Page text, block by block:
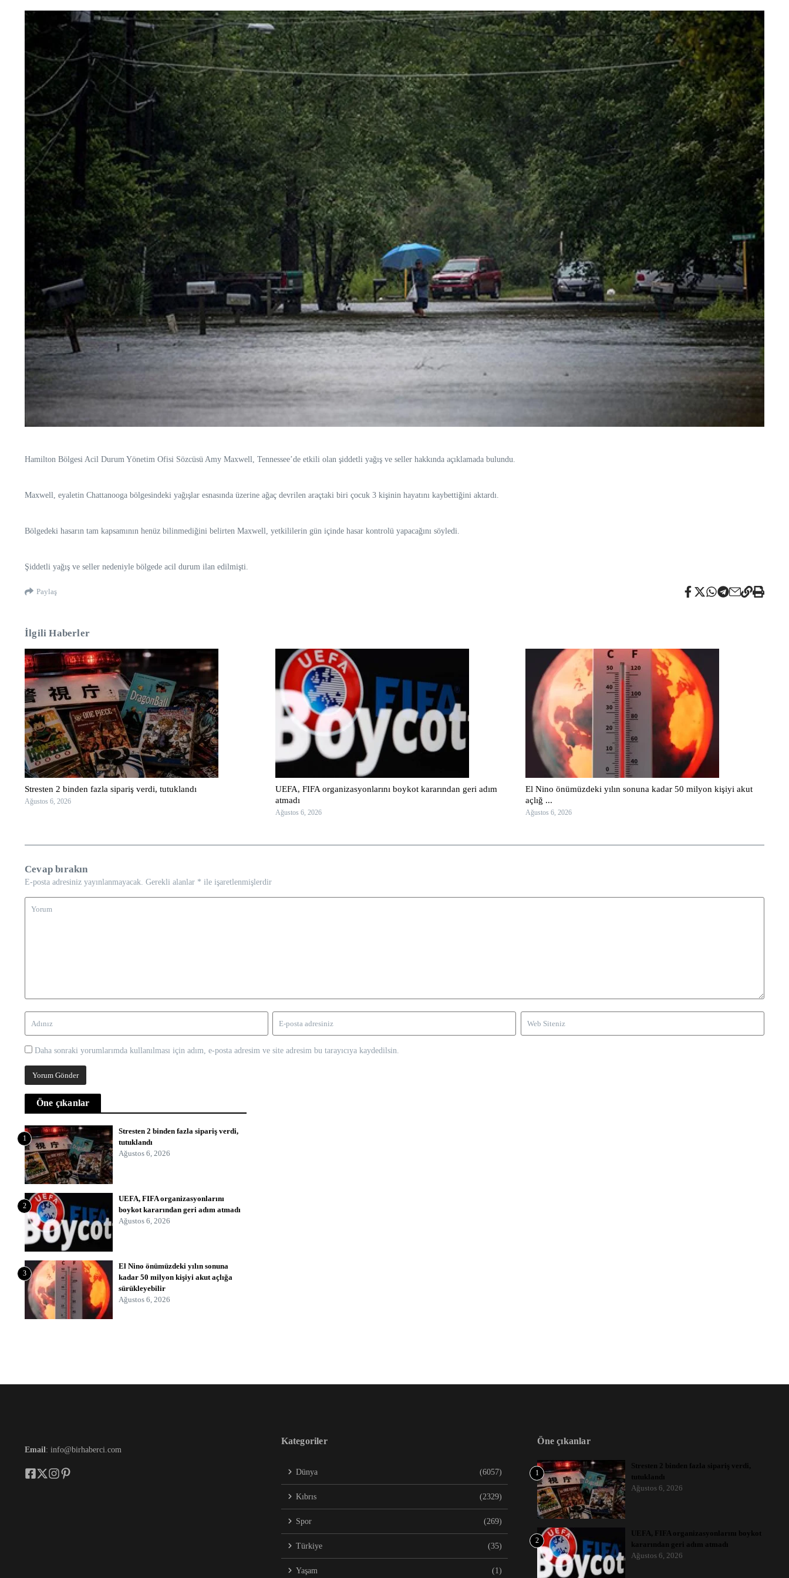
Hamilton Bölgesi Acil Durum Yönetim Ofisi Sözcüsü Amy Maxwell, Tennessee’de etkili olan şiddetli yağış ve seller hakkında açıklamada bulundu.
Maxwell, eyaletin Chattanooga bölgesindeki yağışlar esnasında üzerine ağaç devrilen araçtaki biri çocuk 3 kişinin hayatını kaybettiğini aktardı.
Bölgedeki hasarın tam kapsamının henüz bilinmediğini belirten Maxwell, yetkililerin gün içinde hasar kontrolü yapacağını söyledi.
Şiddetli yağış ve seller nedeniyle bölgede acil durum ilan edilmişti.
Paylaş
İlgili Haberler
Stresten 2 binden fazla sipariş verdi, tutuklandı
Ağustos 6, 2026
UEFA, FIFA organizasyonlarını boykot kararından geri adım
atmadı
Ağustos 6, 2026
El Nino önümüzdeki yılın sonuna kadar 50 milyon kişiyi akut
açlığ ...
Ağustos 6, 2026
Cevap bırakın
E-posta adresiniz yayınlanmayacak. Gerekli alanlar * ile işaretlenmişlerdir
Daha sonraki yorumlarımda kullanılması için adım, e-posta adresim ve site adresim bu tarayıcıya kaydedilsin.
Öne çıkanlar
1
Stresten 2 binden fazla sipariş verdi,
tutuklandı
Ağustos 6, 2026
2
UEFA, FIFA organizasyonlarını
boykot kararından geri adım atmadı
Ağustos 6, 2026
3
El Nino önümüzdeki yılın sonuna
kadar 50 milyon kişiyi akut açlığa
sürükleyebilir
Ağustos 6, 2026
Email : info@birhaberci.com
Kategoriler
Dünya (6057)
Kıbrıs (2329)
Spor (269)
Türkiye (35)
Yaşam (1)
Öne çıkanlar
1
Stresten 2 binden fazla sipariş verdi,
tutuklandı
Ağustos 6, 2026
2
UEFA, FIFA organizasyonlarını boykot
kararından geri adım atmadı
Ağustos 6, 2026